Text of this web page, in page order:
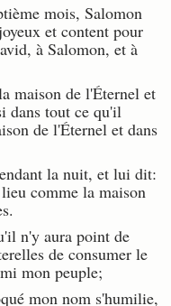
mois, Salomon
et content pour
à Salomon, et à
maison de l'Éternel et
dans tout ce qu'il
de l'Éternel et dans
la nuit, et lui dit:
comme la maison
n'y aura point de
de consumer le
mon peuple;
mon nom s'humilie,